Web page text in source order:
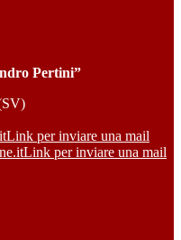
Pertini”
Link per inviare una mail
Link per inviare una mail